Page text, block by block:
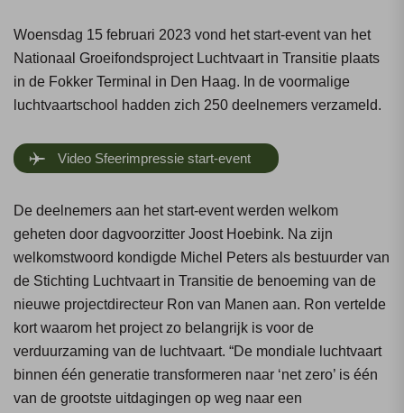
Woensdag 15 februari 2023 vond het start-event van het
Nationaal Groeifondsproject Luchtvaart in Transitie plaats
in de Fokker Terminal in Den Haag. In de voormalige
luchtvaartschool hadden zich 250 deelnemers verzameld.
Video Sfeerimpressie start-event
De deelnemers aan het start-event werden welkom
geheten door dagvoorzitter Joost Hoebink. Na zijn
welkomstwoord kondigde Michel Peters als bestuurder van
de Stichting Luchtvaart in Transitie de benoeming van de
nieuwe projectdirecteur Ron van Manen aan. Ron vertelde
kort waarom het project zo belangrijk is voor de
verduurzaming van de luchtvaart. “De mondiale luchtvaart
binnen één generatie transformeren naar ‘net zero’ is één
van de grootste uitdagingen op weg naar een